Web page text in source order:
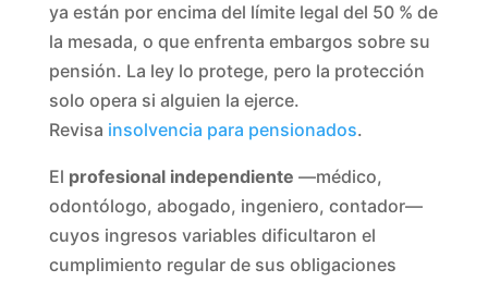
ya están por encima del límite legal del 50 % de
la mesada, o que enfrenta embargos sobre su
pensión. La ley lo protege, pero la protección
solo opera si alguien la ejerce.
Revisa insolvencia para pensionados.
El profesional independiente —médico,
odontólogo, abogado, ingeniero, contador—
cuyos ingresos variables dificultaron el
cumplimiento regular de sus obligaciones